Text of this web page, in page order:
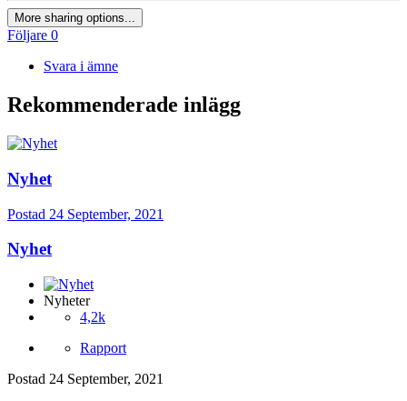
More sharing options...
Följare 0
Svara i ämne
Rekommenderade inlägg
Nyhet
Postad 24 September, 2021
Nyhet
Nyheter
4,2k
Rapport
Postad 24 September, 2021